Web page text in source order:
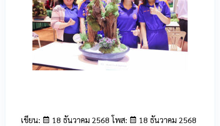
4
เขียน: 18 ธันวาคม 2568 โพส:
18 ธันวาคม 2568